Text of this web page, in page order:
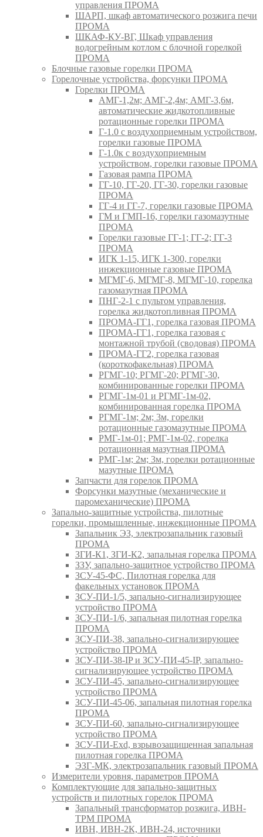
управления ПРОМА
ШАРП, шкаф автоматического розжига печи
ПРОМА
ШКАФ-КУ-ВГ, Шкаф управления
водогрейным котлом с блочной горелкой
ПРОМА
Блочные газовые горелки ПРОМА
Горелочные устройства, форсунки ПРОМА
Горелки ПРОМА
АМГ-1,2м; АМГ-2,4м; АМГ-3,6м,
автоматические жидкотопливные
ротационные горелки ПРОМА
Г-1.0 с воздухоприемным устройством,
горелки газовые ПРОМА
Г-1.0к с воздухоприемным
устройством, горелки газовые ПРОМА
Газовая рампа ПРОМА
ГГ-10, ГГ-20, ГГ-30, горелки газовые
ПРОМА
ГГ-4 и ГГ-7, горелки газовые ПРОМА
ГМ и ГМП-16, горелки газомазутные
ПРОМА
Горелки газовые ГГ-1; ГГ-2; ГГ-3
ПРОМА
ИГК 1-15, ИГК 1-300, горелки
инжекционные газовые ПРОМА
МГМГ-6, МГМГ-8, МГМГ-10, горелка
газомазутная ПРОМА
ПНГ-2-1 с пультом управления,
горелка жидкотопливная ПРОМА
ПРОМА-ГГ1, горелка газовая ПРОМА
ПРОМА-ГГ1, горелка газовая с
монтажной трубой (сводовая) ПРОМА
ПРОМА-ГГ2, горелка газовая
(короткофакельная) ПРОМА
РГМГ-10; РГМГ-20; РГМГ-30,
комбинированные горелки ПРОМА
РГМГ-1м-01 и РГМГ-1м-02,
комбинированная горелка ПРОМА
РГМГ-1м; 2м; 3м, горелки
ротационные газомазутные ПРОМА
РМГ-1м-01; РМГ-1м-02, горелка
ротационная мазутная ПРОМА
РМГ-1м; 2м; 3м, горелки ротационные
мазутные ПРОМА
Запчасти для горелок ПРОМА
Форсунки мазутные (механические и
паромеханические) ПРОМА
Запально-защитные устройства, пилотные
горелки, промышленные, инжекционные ПРОМА
Запальник ЭЗ, электрозапальник газовый
ПРОМА
ЗГИ-К1, ЗГИ-К2, запальная горелка ПРОМА
ЗЗУ, запально-защитное устройство ПРОМА
ЗСУ-45-ФС, Пилотная горелка для
факельных установок ПРОМА
ЗСУ-ПИ-1/5, запально-сигнализирующее
устройство ПРОМА
ЗСУ-ПИ-1/6, запальная пилотная горелка
ПРОМА
ЗСУ-ПИ-38, запально-сигнализирующее
устройство ПРОМА
ЗСУ-ПИ-38-IP и ЗСУ-ПИ-45-IP, запально-
сигнализирующее устройство ПРОМА
ЗСУ-ПИ-45, запально-сигнализирующее
устройство ПРОМА
ЗСУ-ПИ-45-06, запальная пилотная горелка
ПРОМА
ЗСУ-ПИ-60, запально-сигнализирующее
устройство ПРОМА
ЗСУ-ПИ-Exd, взрывозащищенная запальная
пилотная горелка ПРОМА
ЭЗГ-МК, электрозапальник газовый ПРОМА
Измерители уровня, параметров ПРОМА
Комплектующие для запально-защитных
устройств и пилотных горелок ПРОМА
Запальный трансформатор розжига, ИВН-
ТРМ ПРОМА
ИВН, ИВН-2К, ИВН-24, источники